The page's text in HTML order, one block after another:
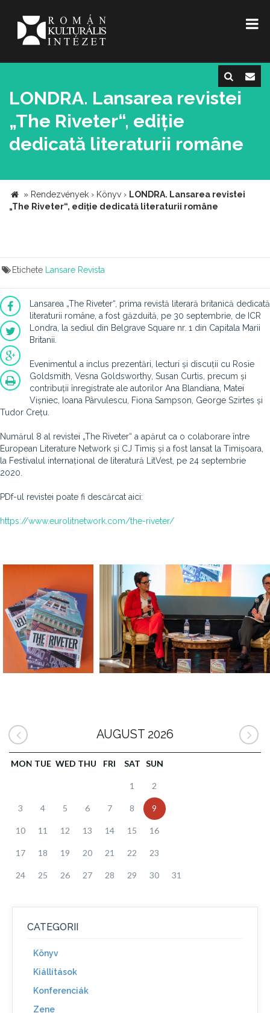
LONDRA. Lansarea revistei
„The Riveter“, ediție
dedicată literaturii române
» Rendezvények › Könyv › LONDRA. Lansarea revistei
„The Riveter“, ediție dedicată literaturii române
Etichete Lansare Revista
Lansarea „The Riveter“, prima revistă literară britanică dedicată
literaturii române, a fost găzduită, pe 30 septembrie, de ICR
Londra, la sediul din Belgrave Square nr. 1 din Capitala Marii
Britanii.
Evenimentul a inclus prezentări, lecturi și discuții cu Rosie
Goldsmith, Vesna Goldsworthy, Susan Curtis, precum și
contribuții înregistrate ale autorilor Ana Blandiana, Matei
Vișniec, Ioana Pârvulescu, Fiona Sampson, George Szirtes și
Tudor Crețu.
Numărul 8 al revistei „The Riveter“ a apărut ca o colaborare între
European Literature Network și CJ Timiș și a fost lansat la Timișoara,
la Festivalul internațional de literatură LitVest, pe 24 septembrie
2020.
PDf-ul revistei poate fi descărcat aici:
https://www.eurolitnetwork.com/the-riveter/
AUGUST 2026
MON TUE WED THU FRI SAT SUN
1 2
3 4 5 6 7 8 9
10 11 12 13 14 15 16
17 18 19 20 21 22 23
24 25 26 27 28 29 30 31
CATEGORII
Könyv
Kiállítások
Konferenciák
Zene